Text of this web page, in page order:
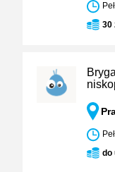
30
do